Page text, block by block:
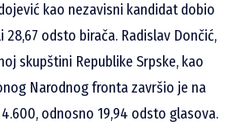
kao nezavisni kandidat dobio
28,67 odsto birača. Radislav Dončić,
skupštini Republike Srpske, kao
Narodnog fronta završio je na
odnosno 19,94 odsto glasova.